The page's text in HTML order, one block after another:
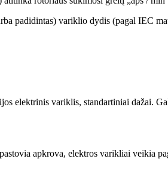
padidintas) variklio dydis (pagal IEC
elektrinis variklis, standartiniai dažai.
apkrova, elektros varikliai veikia